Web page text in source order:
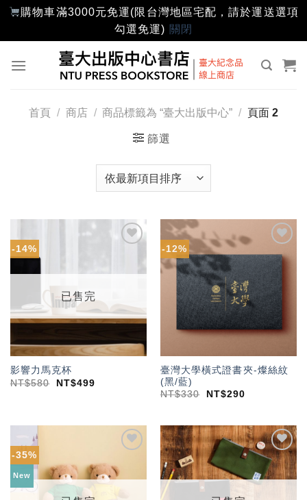
購物車滿3000元免運(限台灣地區宅配，請於運送選項
勾選免運) 關閉
首頁 / 商店 / 商品標籤為 “臺大出版中心” / 頁面 2
篩選
-14%
望輕
已售完
影響力馬克杯
NT$580 NT$499
-12%
加入
單」
臺灣大學橫式證書夾-燦絲紋
(黑/藍)
NT$330 NT$290
-35%
New
望輕
加入
「願
望輕